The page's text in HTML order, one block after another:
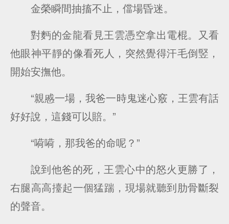
金榮瞬間抽搐不止，儅場昏迷。
對麪的金龍看見王雲憑空拿出電棍。又看
他眼神平靜的像看死人，突然覺得汗毛倒竪，
開始安撫他。
“親慼一場，我爸一時鬼迷心竅，王雲有話
好好說，這錢可以賠。”
“嗬嗬，那我爸的命呢？”
說到他爸的死，王雲心中的怒火更勝了，
右腿高高擡起一個猛踹，現場就聽到肋骨斷裂
的聲音。